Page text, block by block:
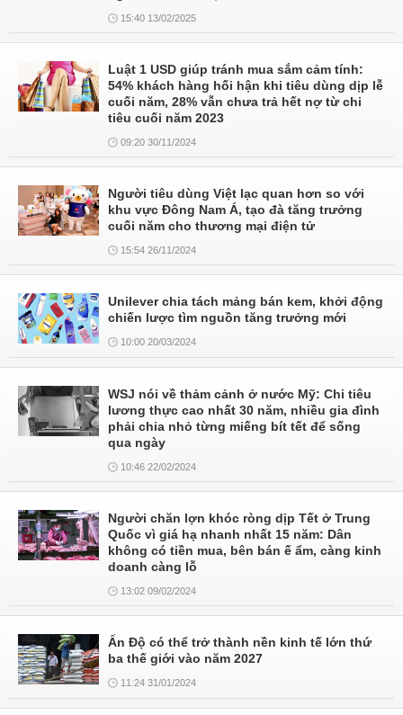
15:40 13/02/2025
Luật 1 USD giúp tránh mua sắm cảm tính:
54% khách hàng hối hận khi tiêu dùng dịp lễ
cuối năm, 28% vẫn chưa trả hết nợ từ chi
tiêu cuối năm 2023
09:20 30/11/2024
Người tiêu dùng Việt lạc quan hơn so với
khu vực Đông Nam Á, tạo đà tăng trưởng
cuối năm cho thương mại điện tử
15:54 26/11/2024
Unilever chia tách mảng bán kem, khởi động
chiến lược tìm nguồn tăng trưởng mới
10:00 20/03/2024
WSJ nói về thảm cảnh ở nước Mỹ: Chi tiêu
lương thực cao nhất 30 năm, nhiều gia đình
phải chia nhỏ từng miếng bít tết để sống
qua ngày
10:46 22/02/2024
Người chăn lợn khóc ròng dịp Tết ở Trung
Quốc vì giá hạ nhanh nhất 15 năm: Dân
không có tiền mua, bên bán ế ẩm, càng kinh
doanh càng lỗ
13:02 09/02/2024
Ấn Độ có thể trở thành nền kinh tế lớn thứ
ba thế giới vào năm 2027
11:24 31/01/2024